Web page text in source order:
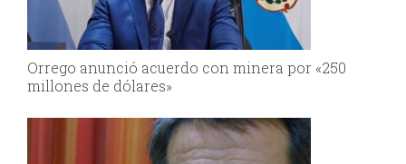
Orrego anunció acuerdo con minera por «250
millones de dólares»